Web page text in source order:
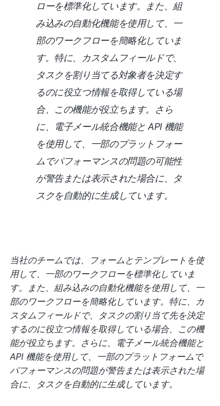
ローを標準化しています。また、組
み込みの自動化機能を使用して、一
部のワークフローを簡略化していま
す。特に、カスタムフィールドで、
タスクを割り当てる対象者を決定す
るのに役立つ情報を取得している場
合、この機能が役立ちます。さら
に、電子メール統合機能と API 機能
を使用して、一部のプラットフォー
ムでパフォーマンスの問題の可能性
が警告または表示された場合に、タ
スクを自動的に生成しています。
当社のチームでは、フォームとテンプレートを使
用して、一部のワークフローを標準化していま
す。また、組み込みの自動化機能を使用して、一
部のワークフローを簡略化しています。特に、カ
スタムフィールドで、タスクの割り当て先を決定
するのに役立つ情報を取得している場合、この機
能が役立ちます。さらに、電子メール統合機能と
API 機能を使用して、一部のプラットフォームで
パフォーマンスの問題が警告または表示された場
合に、タスクを自動的に生成しています。